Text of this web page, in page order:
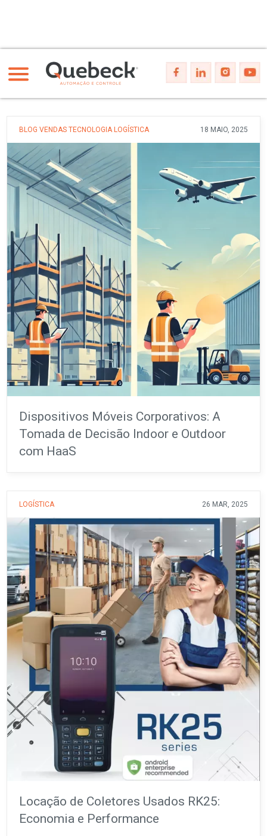
BLOG VENDAS TECNOLOGIA LOGÍSTICA 18 MAIO, 2025
Dispositivos Móveis Corporativos: A
Tomada de Decisão Indoor e Outdoor
com HaaS
LOGÍSTICA 26 MAR, 2025
Locação de Coletores Usados RK25:
Economia e Performance